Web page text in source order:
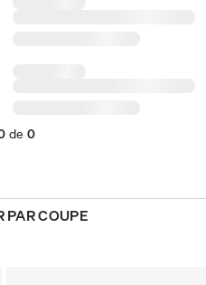
de 0
PAR COUPE